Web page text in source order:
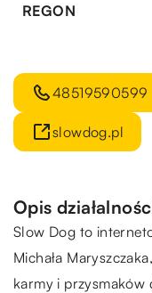
REGON
48519590599
slowdog.pl
Opis
Slow Dog to
Michała
karmy i przysmaków